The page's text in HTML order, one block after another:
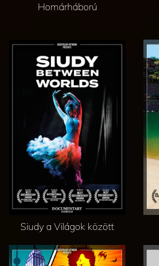
Homárháború
Siudy a Világok között